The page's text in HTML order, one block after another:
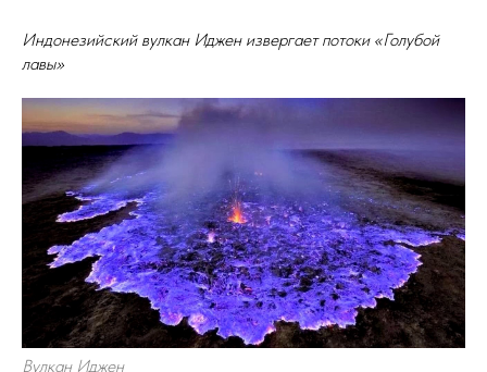
Индонезийский вулкан Иджен извергает потоки «Голубой
лавы»
Вулкан Иджен